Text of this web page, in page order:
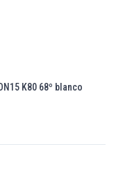
K80 68º blanco